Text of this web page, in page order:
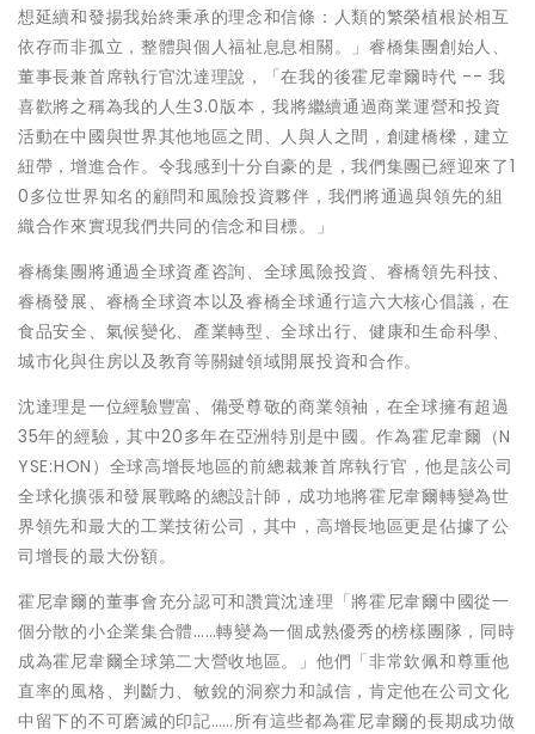
想延續和發揚我始終秉承的理念和信條：人類的繁榮植根於相互
依存而非孤立，整體與個人福祉息息相關。」睿橋集團創始人、
董事長兼首席執行官沈達理說，「在我的後霍尼韋爾時代 -- 我
喜歡將之稱為我的人生3.0版本，我將繼續通過商業運營和投資
活動在中國與世界其他地區之間、人與人之間，創建橋樑，建立
紐帶，增進合作。令我感到十分自豪的是，我們集團已經迎來了1
0多位世界知名的顧問和風險投資夥伴，我們將通過與領先的組
織合作來實現我們共同的信念和目標。」
睿橋集團將通過全球資產咨詢、全球風險投資、睿橋領先科技、
睿橋發展、睿橋全球資本以及睿橋全球通行這六大核心倡議，在
食品安全、氣候變化、產業轉型、全球出行、健康和生命科學、
城市化與住房以及教育等關鍵領域開展投資和合作。
沈達理是一位經驗豐富、備受尊敬的商業領袖，在全球擁有超過
35年的經驗，其中20多年在亞洲特別是中國。作為霍尼韋爾（N
YSE:HON）全球高增長地區的前總裁兼首席執行官，他是該公司
全球化擴張和發展戰略的總設計師，成功地將霍尼韋爾轉變為世
界領先和最大的工業技術公司，其中，高增長地區更是佔據了公
司增長的最大份額。
霍尼韋爾的董事會充分認可和讚賞沈達理「將霍尼韋爾中國從一
個分散的小企業集合體……轉變為一個成熟優秀的榜樣團隊，同時
成為霍尼韋爾全球第二大營收地區。」他們「非常欽佩和尊重他
直率的風格、判斷力、敏銳的洞察力和誠信，肯定他在公司文化
中留下的不可磨滅的印記……所有這些都為霍尼韋爾的長期成功做